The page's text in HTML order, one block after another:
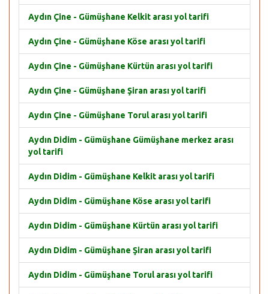
Aydın Çine - Gümüşhane Kelkit arası yol tarifi
Aydın Çine - Gümüşhane Köse arası yol tarifi
Aydın Çine - Gümüşhane Kürtün arası yol tarifi
Aydın Çine - Gümüşhane Şiran arası yol tarifi
Aydın Çine - Gümüşhane Torul arası yol tarifi
Aydın Didim - Gümüşhane Gümüşhane merkez arası
yol tarifi
Aydın Didim - Gümüşhane Kelkit arası yol tarifi
Aydın Didim - Gümüşhane Köse arası yol tarifi
Aydın Didim - Gümüşhane Kürtün arası yol tarifi
Aydın Didim - Gümüşhane Şiran arası yol tarifi
Aydın Didim - Gümüşhane Torul arası yol tarifi